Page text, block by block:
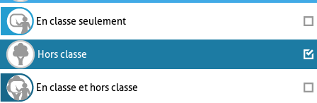
En classe seulement
Hors classe
En classe et hors classe